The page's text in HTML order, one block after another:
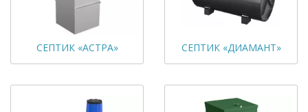
СЕПТИК «АСТРА» СЕПТИК «ДИАМАНТ»